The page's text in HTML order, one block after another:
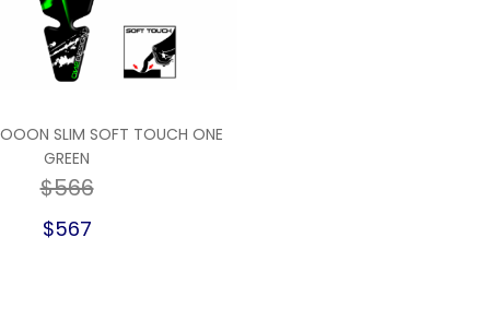
SLIM SOFT TOUCH ONE
GREEN
$566
$567